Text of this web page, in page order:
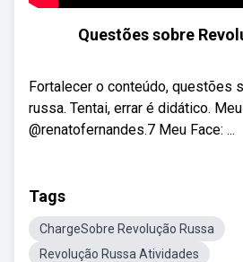
Questões sobre
Fortalecer o conteúdo, questões
russa. Tentai, errar é didático.
@renatofernandes.7 Meu Face: ...
Tags
ChargeSobre Revolução Russa
Revolução Russa Atividades